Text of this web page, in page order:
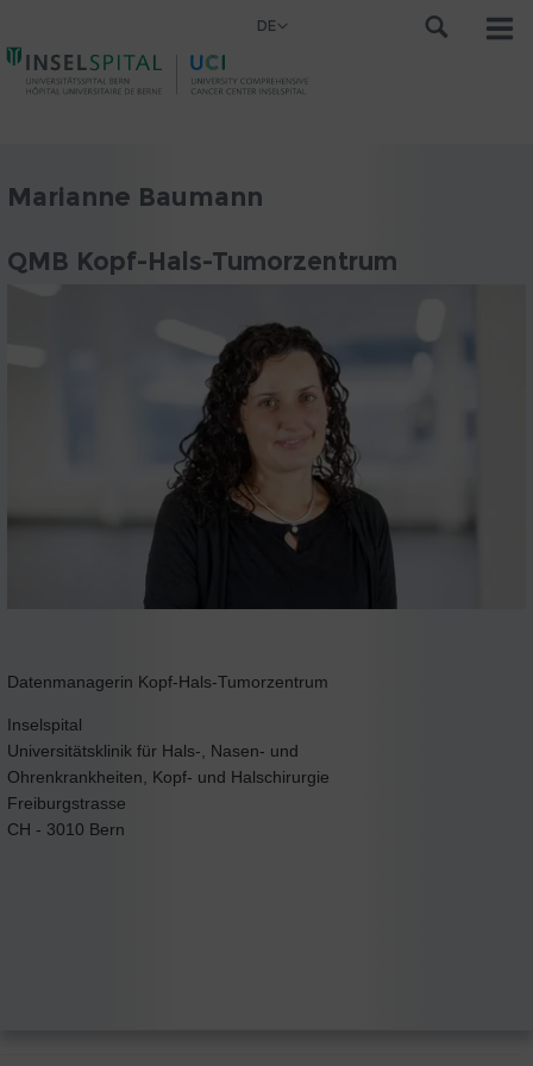
DE
Marianne Baumann
QMB Kopf-Hals-Tumorzentrum
Datenmanagerin Kopf-Hals-Tumorzentrum
Inselspital
Universitätsklinik für Hals-, Nasen- und
Ohrenkrankheiten, Kopf- und Halschirurgie
Freiburgstrasse
CH - 3010 Bern